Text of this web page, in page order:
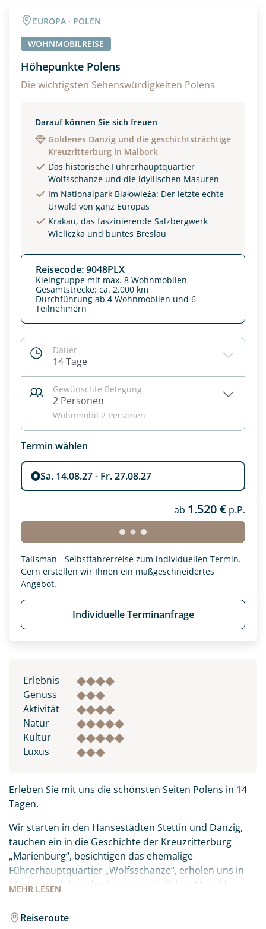
EUROPA · POLEN
WOHNMOBILREISE
Höhepunkte Polens
Die wichtigsten Sehenswürdigkeiten Polens
Darauf können Sie sich freuen
Goldenes Danzig und die geschichtsträchtige
Kreuzritterburg in Malbork
Das historische Führerhauptquartier
Wolfsschanze und die idyllischen Masuren
Im Nationalpark Białowieża: Der letzte echte
Urwald von ganz Europas
Krakau, das faszinierende Salzbergwerk
Wieliczka und buntes Breslau
Reisecode: 9048PLX
Kleingruppe mit max. 8 Wohnmobilen
Gesamtstrecke: ca. 2.000 km
Durchführung ab 4 Wohnmobilen und 6
Teilnehmern
Dauer
14 Tage
Gewünschte Belegung
2 Personen
Wohnmobil 2 Personen
Termin wählen
Sa. 14.08.27 - Fr. 27.08.27
ab 1.520 € p.P.
Talisman - Selbstfahrerreise zum individuellen Termin.
Gern erstellen wir Ihnen ein maßgeschneidertes
Angebot.
Individuelle Terminanfrage
Erlebnis
Genuss
Aktivität
Natur
Kultur
Luxus
MEHR LESEN
Erleben Sie mit uns die schönsten Seiten Polens in 14
Tagen.
Wir starten in den Hansestädten Stettin und Danzig,
tauchen ein in die Geschichte der Kreuzritterburg
„Marienburg“, besichtigen das ehemalige
Führerhauptquartier „Wolfsschanze“, erholen uns in
Masuren erleben den letzten natürlichen Urwald
Hauptstadt auf uns – Grabstätte vieler wichtiger
Reiseroute
Anzahl Erwachsener Reisen Sie mit Hund/en?
Option 2
Weitere Informationen
Datenschutz & Transparenz ist uns sehr wichtig!
Die Anfrage wird via SSL verschlüsselt an unseren Server
geschickt. Mit Absenden des Formulars, erklären Sie, dass
Sie dieDatenschutzerklärungundWiderrufhinweisezur
Kenntnis genommen und akzeptiert haben.